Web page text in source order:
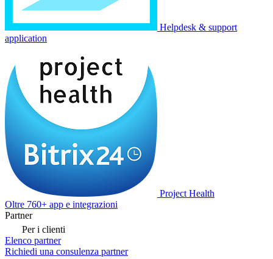
Helpdesk & support
application
Project Health
Oltre 760+ app e integrazioni
Partner
Per i clienti
Elenco partner
Richiedi una consulenza partner